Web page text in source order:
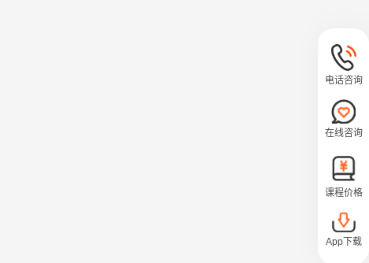
电话咨询
在线咨询
课程价格
App下载